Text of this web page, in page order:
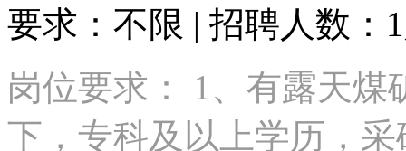
要求：不限 | 招聘人数：
岗位要求： 1、有露天煤
下，专科及以上学历，